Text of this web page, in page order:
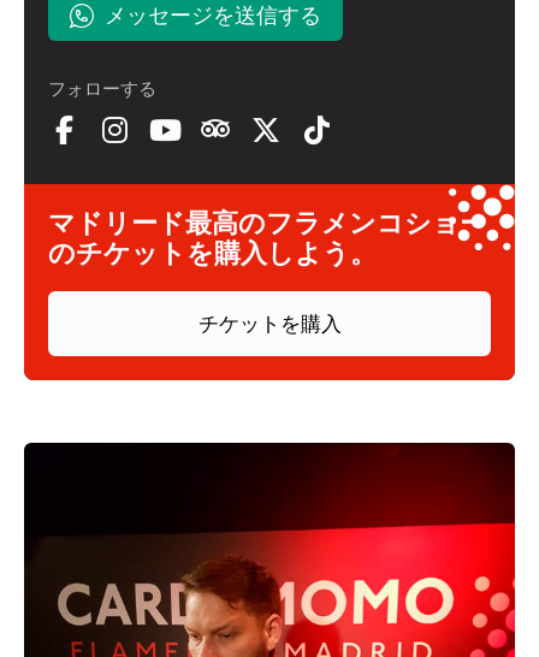
メッセージを送信する
フォローする
マドリード最高のフラメンコショー
のチケットを購入しよう。
チケットを購入